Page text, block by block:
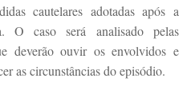
cautelares adotadas após a
O caso será analisado pelas
deverão ouvir os envolvidos e
as circunstâncias do episódio.